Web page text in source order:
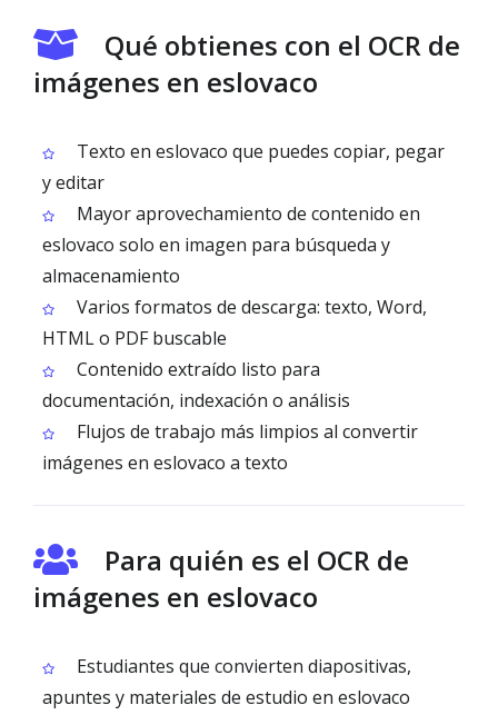
Qué obtienes con el OCR de
imágenes en eslovaco
Texto en eslovaco que puedes copiar, pegar
y editar
Mayor aprovechamiento de contenido en
eslovaco solo en imagen para búsqueda y
almacenamiento
Varios formatos de descarga: texto, Word,
HTML o PDF buscable
Contenido extraído listo para
documentación, indexación o análisis
Flujos de trabajo más limpios al convertir
imágenes en eslovaco a texto
Para quién es el OCR de
imágenes en eslovaco
Estudiantes que convierten diapositivas,
apuntes y materiales de estudio en eslovaco